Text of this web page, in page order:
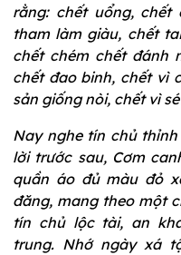
rằng: chết uổng, chết
tham làm giàu, chết
chết chém chết đánh
chết đao binh, chết vì
sản giống nòi, chết vì
Nay nghe tín chủ
lời trước sau, Cơm
quần áo đủ màu đỏ
đăng, mang theo một
tín chủ lộc tài, an
trung. Nhớ ngày xá